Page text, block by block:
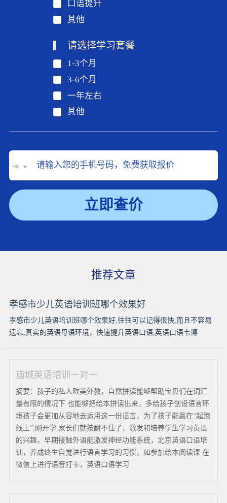
口语提升
其他
请选择学习套餐
1-3个月
3-6个月
一年左右
其他
+86
立即查价
推荐文章
孝感市少儿英语培训班哪个效果好
孝感市少儿英语培训班哪个效果好,往往可以记得很快,而且不容易
遗忘,真实的英语母语环境，快速提升英语口语,英语口语韦博
庙城英语培训一对一
摘要：孩子的私人欧美外教，自然拼读能够帮助宝贝们在词汇
量有限的情况下 也能够把绘本拼读出来，多给孩子创设语言环
境孩子会更加从容地去运用这一份语言，为了孩子能赢在“起跑
线上”,刚开学,家长们就按耐不住了，激发和培养学生学习英语
的兴趣，早期接触外语能激发神经功能系统，北京英语口语培
训，养成终生自觉进行语言学习的习惯，如参加绘本阅读课 在
微信上进行语音打卡，英语口语学习